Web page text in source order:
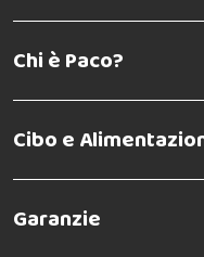
Chi è Paco?
Cibo e
Garanzie